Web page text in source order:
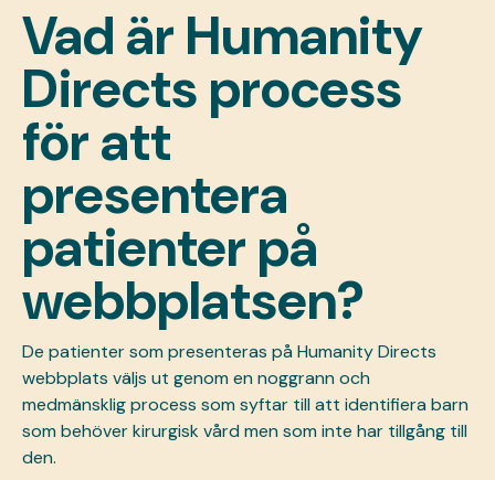
Vad är Humanity
Directs process
för att
presentera
patienter på
webbplatsen?
De patienter som presenteras på Humanity Directs
webbplats väljs ut genom en noggrann och
medmänsklig process som syftar till att identifiera barn
som behöver kirurgisk vård men som inte har tillgång till
den.